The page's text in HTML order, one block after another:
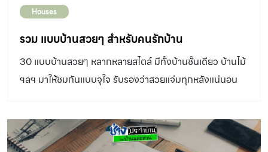
Houses
รวม แบบบ้านสวยๆ สำหรับคนรักบ้าน
30 แบบบ้านสวยๆ หลากหลายสไตล์ มีทั้งบ้านชั้นเดียว บ้านไม้
ฯลฯ มาให้ชมกันแบบจุใจ รับรองว่าสวยแจ่มทุกหลังแน่นอน